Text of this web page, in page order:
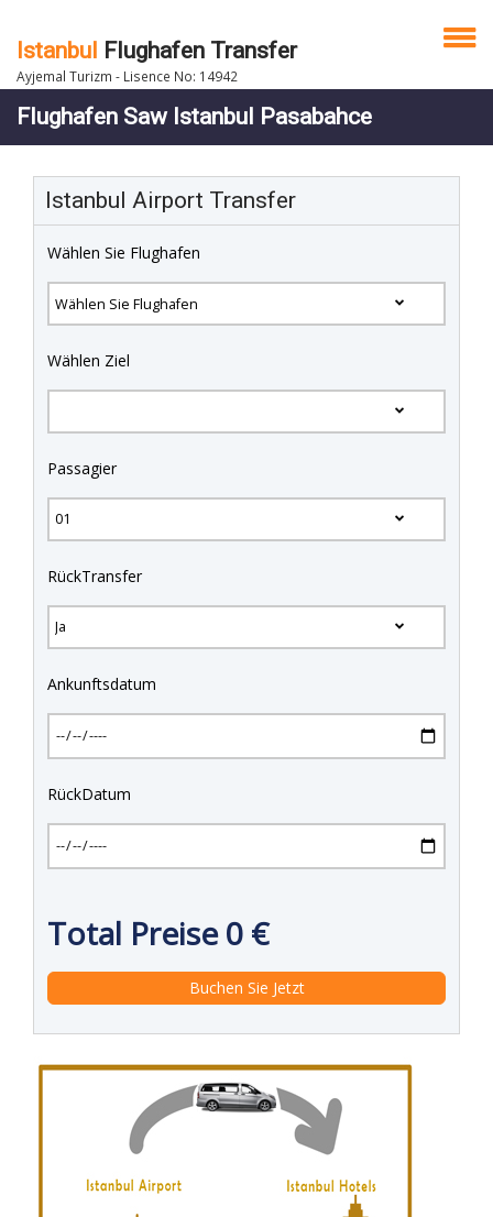
Istanbul Flughafen Transfer
Ayjemal Turizm - Lisence No: 14942
Flughafen Saw Istanbul Pasabahce
Istanbul Airport Transfer
Wählen Sie Flughafen
Wählen Ziel
Passagier
RückTransfer
Ankunftsdatum
RückDatum
Total Preise0 €